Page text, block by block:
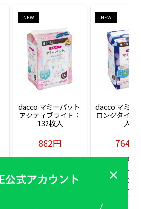
NEW
dacco マミーパット
アクティブライト：
132枚入
882円
販売価格(税込)
NEW
dacco マミー
ロングタイム
入
764円
販売価格(税